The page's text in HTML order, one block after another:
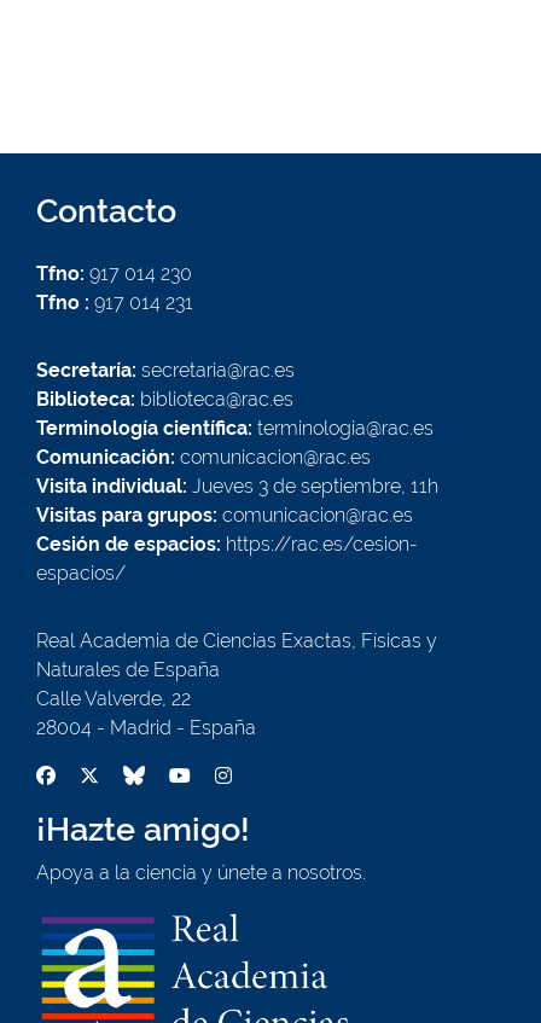
Contacto
Tfno: 917 014 230
Tfno : 917 014 231
Secretaría: secretaria@rac.es
Biblioteca: biblioteca@rac.es
Terminología científica: terminologia@rac.es
Comunicación: comunicacion@rac.es
Visita individual: Jueves 3 de septiembre, 11h
Visitas para grupos: comunicacion@rac.es
Cesión de espacios: https://rac.es/cesion-
espacios/
Real Academia de Ciencias Exactas, Físicas y
Naturales de España
Calle Valverde, 22
28004 - Madrid - España
¡Hazte amigo!
Apoya a la ciencia y únete a nosotros.